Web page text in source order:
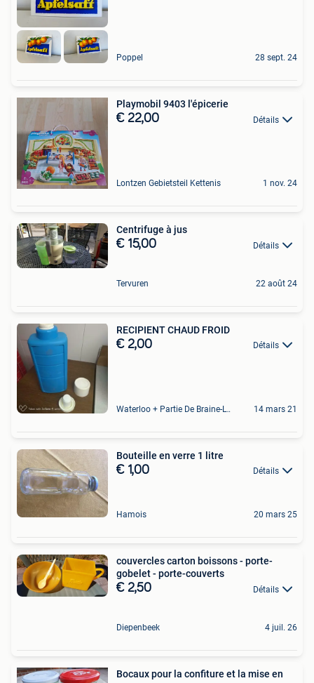
Poppel 28 sept. 24
Playmobil 9403 l'épicerie
€ 22,00 Détails
Lontzen Gebietsteil Kettenis 1 nov. 24
Centrifuge à jus
€ 15,00 Détails
Tervuren 22 août 24
RECIPIENT CHAUD FROID
€ 2,00 Détails
Waterloo + Partie De Braine-L'Alleud, De Ohain 14 mars 21
Bouteille en verre 1 litre
€ 1,00 Détails
Hamois 20 mars 25
couvercles carton boissons - porte-
gobelet - porte-couverts
€ 2,50 Détails
Diepenbeek 4 juil. 26
Bocaux pour la confiture et la mise en